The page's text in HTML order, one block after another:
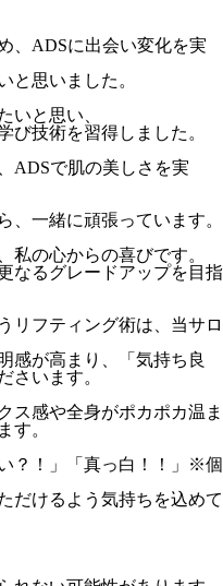
、ADSに出会い変化を実
と思いました。
いと思い、
び技術を習得しました。
ADSで肌の美しさを実
、一緒に頑張っています。
私の心からの喜びです。
なるグレードアップを目指
リフティング術は、当サロ
感が高まり、「気持ち良
さいます。
ス感や全身がポカポカ温ま
す。
？！」「真っ白！！」※個
だけるよう気持ちを込めて